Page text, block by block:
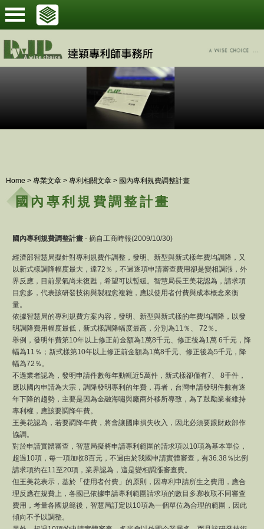
Home > 專業文章 > 專利相關文章 > 國內專利規費調整計畫
國內專利規費調整計畫
國內專利規費調整計畫 - 摘自工商時報(2009/10/30)
經濟部智慧局擬針對專利規費作調整，發明、新型與新式樣年費均調降，又
以新式樣調降幅度最大，達72％，不過逐項申請審查費用卻是變相調漲，外
界反應，目前景氣尚未復甦，希望可以暫緩。智慧局長王美花認為，請求項
目愈多，代表該研發技術與製程愈複雜，應以使用者付費與成本概念來衡
量。
依據智慧局的專利規費方案內容，發明、新型與新式樣的年費均調降，以發
明調降費用幅度最低，新式樣調降幅度最高，分別為11％、 72％。
舉例，發明年費第10年以上修正前金額為1萬8千元、修正後為1萬 6千元，降
幅為11％；新式樣第10年以上修正前金額為1萬8千元、修正後為5千元，降
幅為72％。
不過業者認為，發明申請件數每年動輒近5萬件，新式樣卻僅有7、 8千件，
應以國內申請為大宗，調降發明專利的年費，再者，台灣申請發明件數有逐
年下降的趨勢，主要是因為金融海嘯與廠商外移所導致，為了鼓勵業者維持
專利權，應該要調降年費。
王美花認為，若要調降年費，將會讓國庫損失收入，因此必須要跟財政部作
協調。
對於申請實體審查，智慧局擬將申請專利範圍的請求項以10項為基本單位，
超過10項，每一項加收8百元，不過由於我國申請實體審查，有36.38％比例
請求項約在11至20項，業界認為，這是變相調漲審查費。
但王美花表示，基於「使用者付費」的原則，因專利申請所生之費用，應合
理反應在規費上，各國已依據申請專利範圍請求項的數目多寡收取不同審查
費用，考量各國規範後，智慧局訂定以10項為一個單位為合理的範圍，因此
傾向不予以調整。